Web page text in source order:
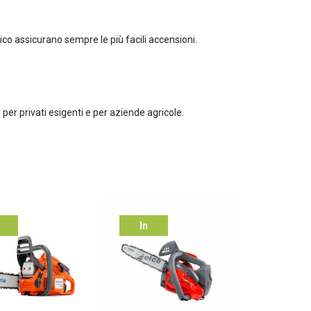
assicurano sempre le più facili accensioni.
privati esigenti e per aziende agricole.
In
offerta!